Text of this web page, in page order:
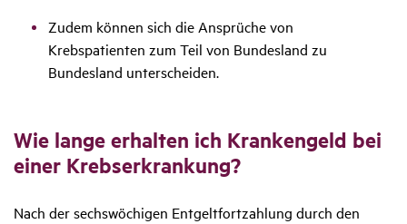
Zudem können sich die Ansprüche von
Krebspatienten zum Teil von Bundesland zu
Bundesland unterscheiden.
Wie lange erhalten ich Kran­ken­geld bei
einer Krebs­er­kran­kung?
Nach der sechswöchigen Entgeltfortzahlung durch den